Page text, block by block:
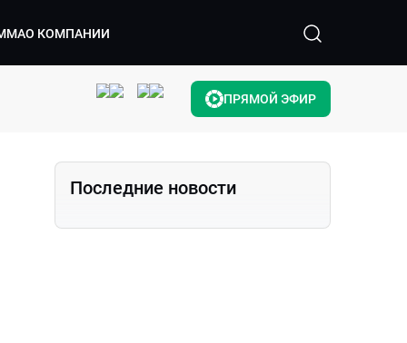
О КОМПАНИИ
ПРЯМОЙ ЭФИР
Последние новости